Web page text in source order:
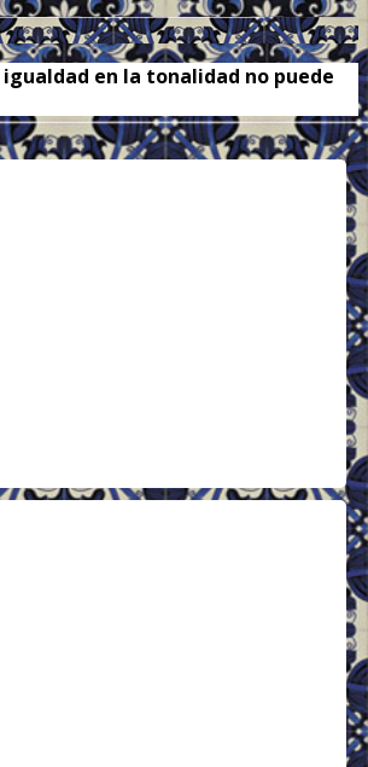
en la tonalidad no puede